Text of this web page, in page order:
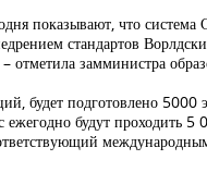
показывают, что
стандартов
отметила замминистра
будет подготовлено 5000
будут проходить 5